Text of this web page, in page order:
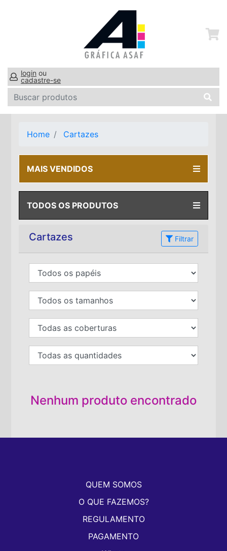
login ou
cadastre-se
Home Cartazes
MAIS VENDIDOS
TODOS OS PRODUTOS
Cartazes Filtrar
Nenhum produto encontrado
QUEM SOMOS
O QUE FAZEMOS?
REGULAMENTO
PAGAMENTO